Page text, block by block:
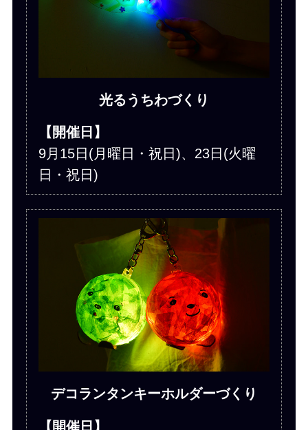
光るうちわづくり
【開催日】
9月15日(月曜日・祝日)、23日(火曜
日・祝日)
デコランタンキーホルダーづくり
【開催日】